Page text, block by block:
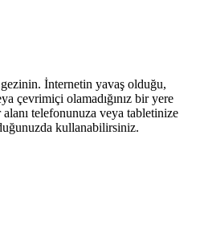
İnternetin yavaş olduğu,
çevrimiçi olamadığınız bir yere
telefonunuza veya tabletinize
kullanabilirsiniz.